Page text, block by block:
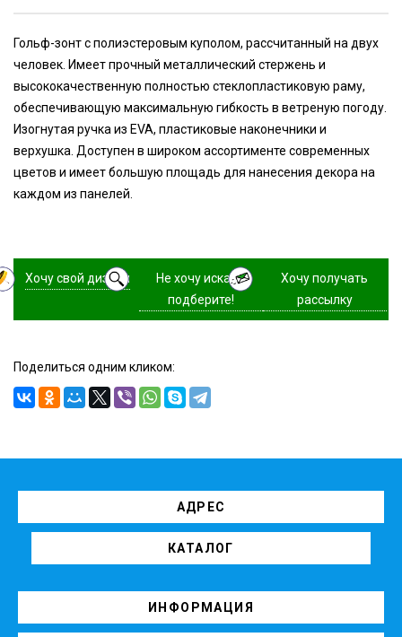
Гольф-зонт с полиэстеровым куполом, рассчитанный на двух
человек. Имеет прочный металлический стержень и
высококачественную полностью стеклопластиковую раму,
обеспечивающую максимальную гибкость в ветреную погоду.
Изогнутая ручка из EVA, пластиковые наконечники и
верхушка. Доступен в широком ассортименте современных
цветов и имеет большую площадь для нанесения декора на
каждом из панелей.
Хочу свой дизайн
Не хочу искать,
подберите!
Хочу получать
рассылку
Поделиться одним кликом:
АДРЕС
КАТАЛОГ
ИНФОРМАЦИЯ